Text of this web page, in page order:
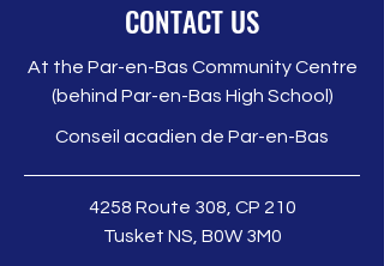
CONTACT US
At the Par-en-Bas Community Centre
(behind Par-en-Bas High School)
Conseil acadien de Par-en-Bas
4258 Route 308, CP 210
Tusket NS, B0W 3M0